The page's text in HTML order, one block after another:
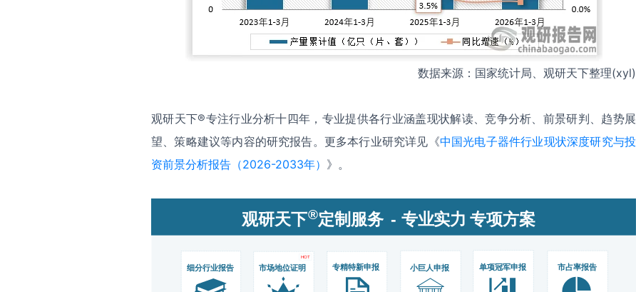
数据来源：国家统计局、观研天下整理(xyl)
观研天下®专注行业分析十四年，专业提供各行业涵盖现状解读、竞争分析、前景研判、趋势展
望、策略建议等内容的研究报告。更多本行业研究详见《中国光电子器件‌‌‌‌‌行业现状深度研究与投
资前景分析报告（2026-2033年） 》。